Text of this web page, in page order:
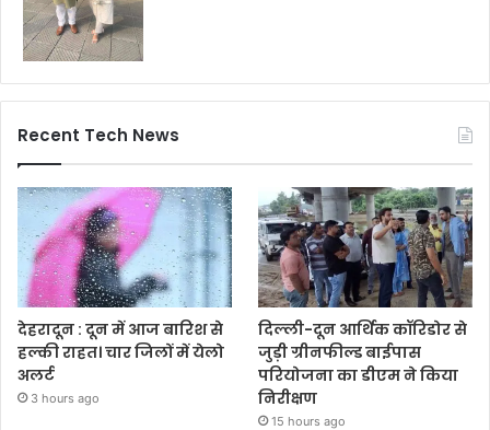
Recent Tech News
देहरादून : दून में आज बारिश से
हल्की राहत। चार जिलों में येलो
अलर्ट
3 hours ago
दिल्ली-दून आर्थिक कॉरिडोर से
जुड़ी ग्रीनफील्ड बाईपास
परियोजना का डीएम ने किया
निरीक्षण
15 hours ago